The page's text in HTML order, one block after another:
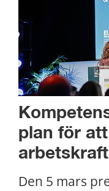
plan för
Den 5 mars